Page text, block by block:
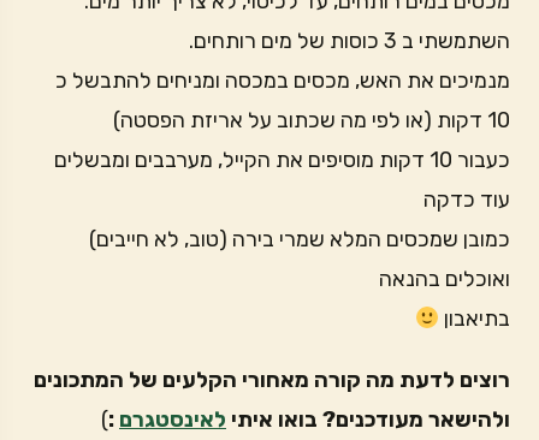
השתמשתי ב 3 כוסות של מים רותחים.
מנמיכים את האש, מכסים במכסה ומניחים להתבשל כ
10 דקות (או לפי מה שכתוב על אריזת הפסטה)
כעבור 10 דקות מוסיפים את הקייל, מערבבים ומבשלים
עוד כדקה
כמובן שמכסים המלא שמרי בירה (טוב, לא חייבים)
ואוכלים בהנאה
בתיאבון
רוצים לדעת מה קורה מאחורי הקלעים של המתכונים
ולהישאר מעודכנים? בואו איתי לאינסטגרם :
)